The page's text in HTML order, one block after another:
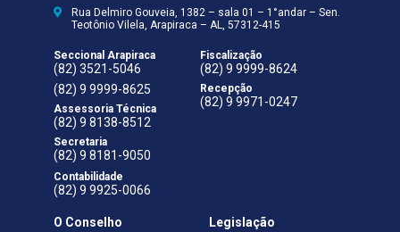
Rua Delmiro Gouveia, 1382 – sala 01 – 1°andar – Sen.
Teotônio Vilela, Arapiraca – AL, 57312-415
Seccional Arapiraca
(82) 3521-5046
(82) 9 9999-8625
Assessoria Técnica
(82) 9 8138-8512
Secretaria
(82) 9 8181-9050
Contabilidade
(82) 9 9925-0066
Fiscalização
(82) 9 9999-8624
Recepção
(82) 9 9971-0247
O Conselho Legislação